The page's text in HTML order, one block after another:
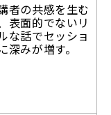
者の共感を生む
表面的でないリ
な話でセッショ
深みが増す。